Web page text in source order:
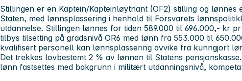
Stillingen er en Kaptein/Kapteinløytnant (OF2) stilling og lønnes
Staten, med lønnsplassering i henhold til Forsvarets
utdannelse. Stillingen lønnes for tiden 589.000 til 696.000,- kr
tilbys tilsetting på gradsnivå OR6 med lønn fra 553.000 til
kvalifisert personell kan lønnsplassering avvike fra kunngjort
Det trekkes lovbestemt 2 % av lønnen til Statens
lønn fastsettes med bakgrunn i militært utdanningsnivå,